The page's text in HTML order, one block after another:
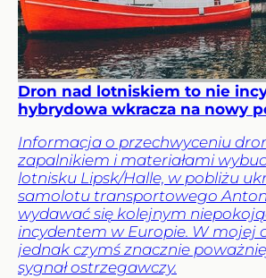
Dron nad lotniskiem to nie
hybrydowa wkracza na nowy
Informacja o przechwyceniu
zapalnikiem i materiałami
lotnisku Lipsk/Halle, w pobliżu
samolotu transportowego
wydawać się kolejnym
incydentem w Europie. W mojej
jednak czymś znacznie
sygnał ostrzegawczy.